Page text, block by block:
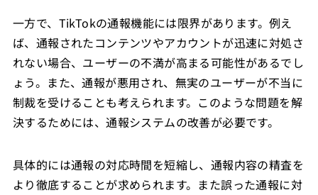
一方で、TikTokの通報機能には限界があります。例え
ば、通報されたコンテンツやアカウントが迅速に対処さ
れない場合、ユーザーの不満が高まる可能性があるでし
ょう。また、通報が悪用され、無実のユーザーが不当に
制裁を受けることも考えられます。このような問題を解
決するためには、通報システムの改善が必要です。
具体的には通報の対応時間を短縮し、通報内容の精査を
より徹底することが求められます。また誤った通報に対